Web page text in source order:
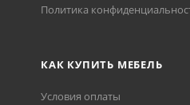
Политика
КАК КУПИТЬ МЕБЕЛЬ
Условия оплаты